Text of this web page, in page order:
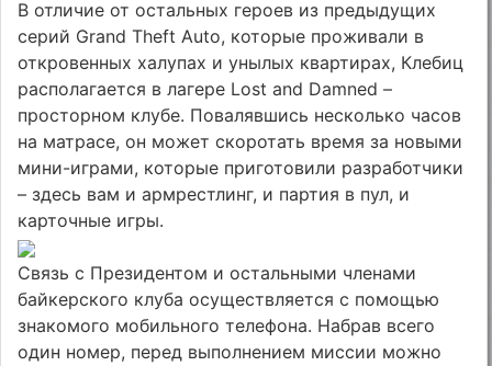
В отличие от остальных героев из предыдущих
серий Grand Theft Auto, которые проживали в
откровенных халупах и унылых квартирах, Клебиц
располагается в лагере Lost and Damned –
просторном клубе. Повалявшись несколько часов
на матрасе, он может скоротать время за новыми
мини-играми, которые приготовили разработчики
– здесь вам и армрестлинг, и партия в пул, и
карточные игры.
Связь с Президентом и остальными членами
байкерского клуба осуществляется с помощью
знакомого мобильного телефона. Набрав всего
один номер, перед выполнением миссии можно